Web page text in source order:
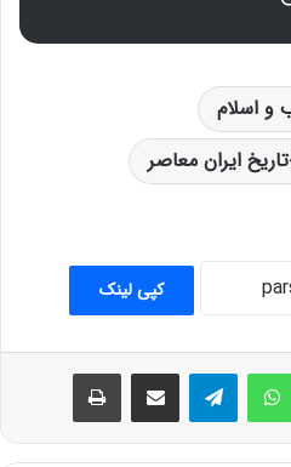
و اسلام
تاریخ ایران معاصر
کپی لینک
واتس آپ تلگرام اشتراک گذاری از طریق ایمیل چاپ